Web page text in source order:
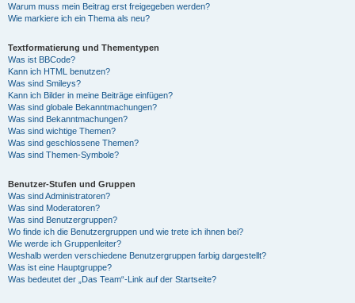
Warum muss mein Beitrag erst freigegeben werden?
Wie markiere ich ein Thema als neu?
Textformatierung und Thementypen
Was ist BBCode?
Kann ich HTML benutzen?
Was sind Smileys?
Kann ich Bilder in meine Beiträge einfügen?
Was sind globale Bekanntmachungen?
Was sind Bekanntmachungen?
Was sind wichtige Themen?
Was sind geschlossene Themen?
Was sind Themen-Symbole?
Benutzer-Stufen und Gruppen
Was sind Administratoren?
Was sind Moderatoren?
Was sind Benutzergruppen?
Wo finde ich die Benutzergruppen und wie trete ich ihnen bei?
Wie werde ich Gruppenleiter?
Weshalb werden verschiedene Benutzergruppen farbig dargestellt?
Was ist eine Hauptgruppe?
Was bedeutet der „Das Team“-Link auf der Startseite?